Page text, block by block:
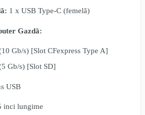
1 x USB Type-C (femelă)
Gazdă:
Gb/s) [Slot CFexpress Type A]
Gb/s) [Slot SD]
USB
inci lungime